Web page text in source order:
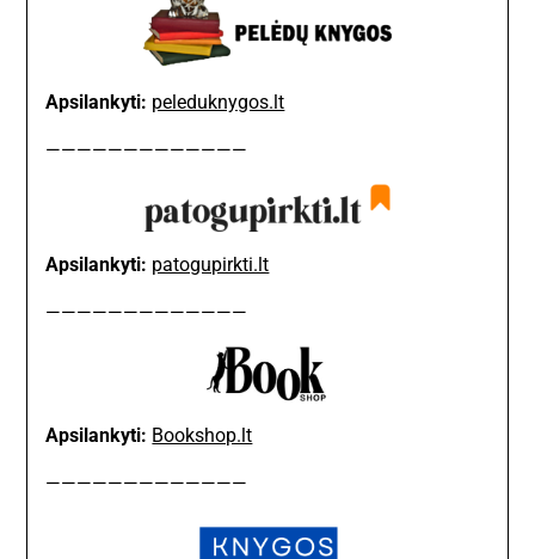
Apsilankyti: peleduknygos.lt
—————————————
Apsilankyti: patogupirkti.lt
—————————————
Apsilankyti: Bookshop.lt
—————————————